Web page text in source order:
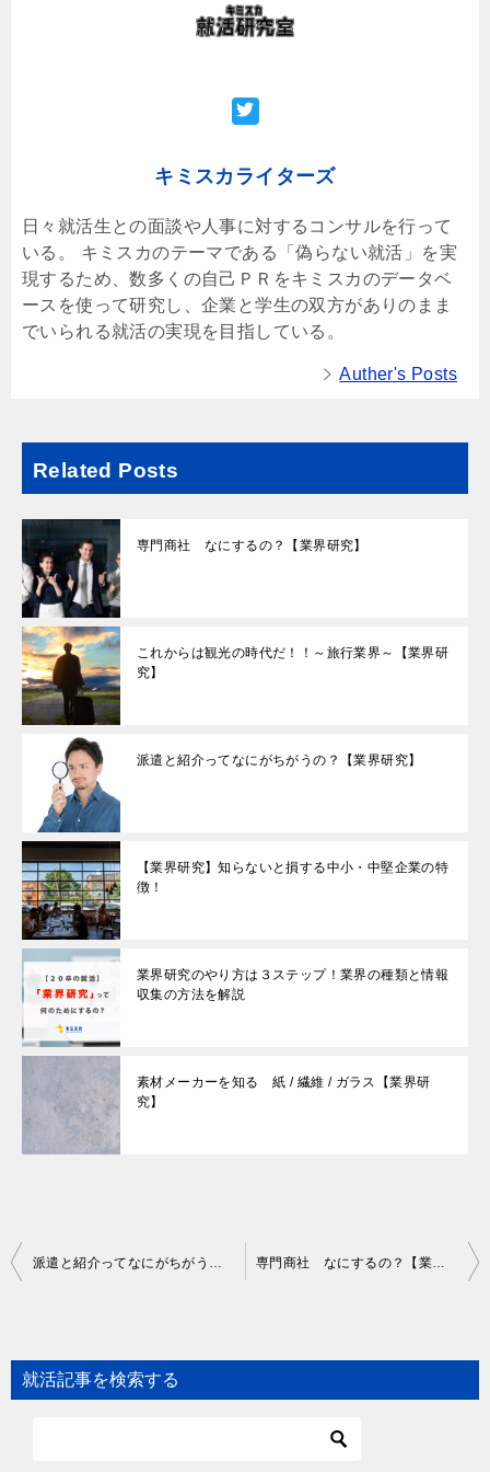
キミスカライターズ
日々就活生との面談や人事に対するコンサルを行って
いる。 キミスカのテーマである「偽らない就活」を実
現するため、数多くの自己ＰＲをキミスカのデータベ
ースを使って研究し、企業と学生の双方がありのまま
でいられる就活の実現を目指している。
Auther's Posts
Related Posts
専門商社 なにするの？【業界研究】
これからは観光の時代だ！！～旅行業界～【業界研
究】
派遣と紹介ってなにがちがうの？【業界研究】
【業界研究】知らないと損する中小・中堅企業の特
徴！
業界研究のやり方は３ステップ！業界の種類と情報
収集の方法を解説
素材メーカーを知る 紙 / 繊維 / ガラス【業界研
究】
Post
派遣と紹介ってなにがちがうの？【業界研究】 専門商社 なにするの？【業界研究】
就活記事を検索する